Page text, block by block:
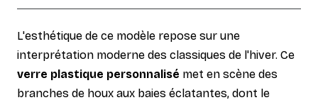
L'esthétique de ce modèle repose sur une
interprétation moderne des classiques de l'hiver. Ce
verre plastique personnalisé met en scène des
branches de houx aux baies éclatantes, dont le